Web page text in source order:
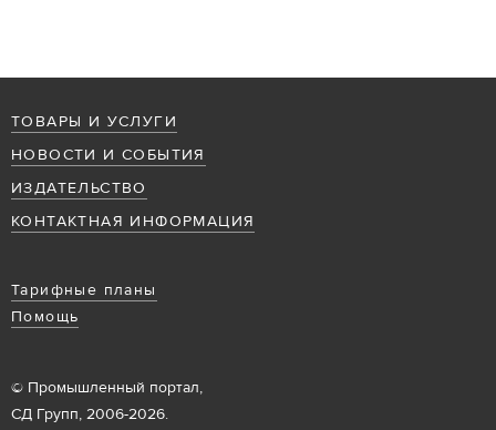
ТОВАРЫ И УСЛУГИ
НОВОСТИ И СОБЫТИЯ
ИЗДАТЕЛЬСТВО
КОНТАКТНАЯ ИНФОРМАЦИЯ
Тарифные планы
Помощь
© Промышленный портал,
СД Групп, 2006-2026.